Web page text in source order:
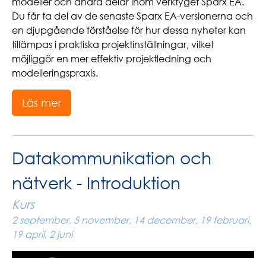
Du får ta del av de senaste Sparx EA-versionerna och
en djupgående förståelse för hur dessa nyheter kan
tillämpas i praktiska projektinställningar, vilket
möjliggör en mer effektiv projektledning och
modelleringspraxis.
Läs mer
Datakommunikation och
nätverk - Introduktion
Kurs
2 september, 5 november, 14 december, 19 februari,
19 april, 2 juni